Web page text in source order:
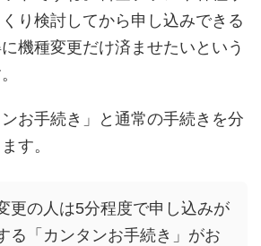
り検討してから申し込みできる
機種変更だけ済ませたいという
お手続き」と通常の手続きを分
す。
更の人は5分程度で申し込みが
る「カンタンお手続き」がお